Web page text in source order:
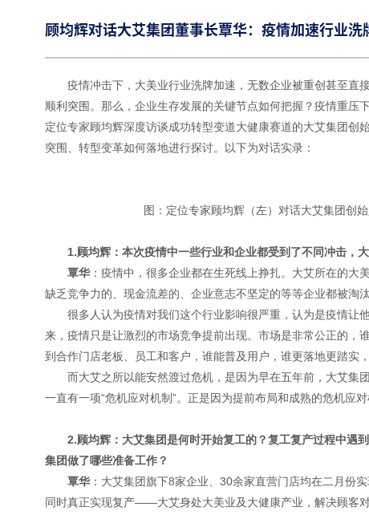
顾均辉对话大艾集团董事长覃华：疫情加速行业
疫情冲击下，大美业行业洗牌加速，无数企业被重创甚至直
顺利突围。那么，企业生存发展的关键节点如何把握？疫情重压
定位专家顾均辉深度访谈成功转型变道大健康赛道的大艾集团
突围、转型变革如何落地进行探讨。以下为对话实录：
图：定位专家顾均辉（左）对话大艾集团创
1.顾均辉：本次疫情中一些行业和企业都受到了不同冲击，
覃华 ：疫情中，很多企业都在生死线上挣扎。大艾所在的大
缺乏竞争力的、现金流差的、企业意志不坚定的等等企业都被淘汰
很多人认为疫情对我们这个行业影响很严重，认为是疫情让
来，疫情只是让激烈的市场竞争提前出现。市场是非常公正的，
到合作门店老板、员工和客户，谁能普及用户，谁更落地更踏实
而大艾之所以能安然渡过危机，是因为早在五年前，大艾集
一直有一项“危机应对机制”。正是因为提前布局和成熟的危机应
2.顾均辉：大艾集团是何时开始复工的？复工复产过程中遇
集团做了哪些准备工作？
覃华 ：大艾集团旗下8家企业、30余家直营门店均在二月份
同时真正实现复产——大艾身处大美业及大健康产业，解决顾客